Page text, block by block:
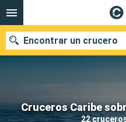
Cruceros Caribe
22
Encontrar un crucero
Nuestros destinos